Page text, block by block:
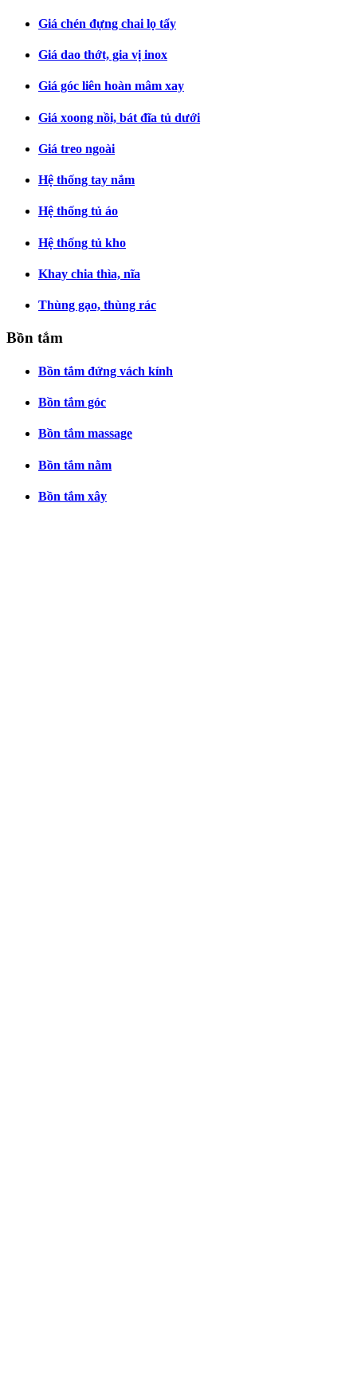
Giá chén đựng chai lọ tẩy
Giá dao thớt, gia vị inox
Giá góc liên hoàn mâm xay
Giá xoong nồi, bát đĩa tủ dưới
Giá treo ngoài
Hệ thống tay nắm
Hệ thống tủ áo
Hệ thống tủ kho
Khay chia thìa, nĩa
Thùng gạo, thùng rác
Bồn tắm
Bồn tắm đứng vách kính
Bồn tắm góc
Bồn tắm massage
Bồn tắm nằm
Bồn tắm xây